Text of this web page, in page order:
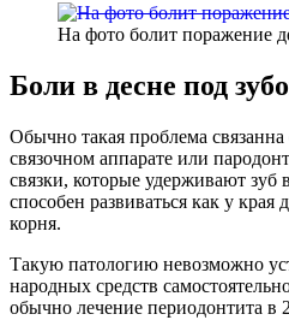
На фото болит поражение
Боли в десне под
Обычно такая проблема
связочном аппарате или
связки, которые удерживают зуб
способен развиваться как у
корня.
Такую патологию невозможно
народных средств
обычно лечение периодонтита в